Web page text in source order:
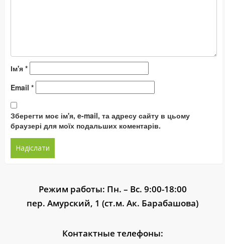
Ім'я *
Email *
Зберегти моє ім'я, e-mail, та адресу сайту в цьому
браузері для моїх подальших коментарів.
Режим работы: Пн. – Вс. 9:00-18:00
пер. Амурский, 1 (ст.м. Ак. Барабашова)
Контактные телефоны: